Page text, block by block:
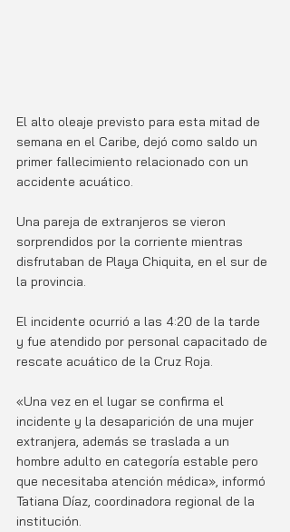
El alto oleaje previsto para esta mitad de
semana en el Caribe, dejó como saldo un
primer fallecimiento relacionado con un
accidente acuático.
Una pareja de extranjeros se vieron
sorprendidos por la corriente mientras
disfrutaban de Playa Chiquita, en el sur de
la provincia.
El incidente ocurrió a las 4:20 de la tarde
y fue atendido por personal capacitado de
rescate acuático de la Cruz Roja.
«Una vez en el lugar se confirma el
incidente y la desaparición de una mujer
extranjera, además se traslada a un
hombre adulto en categoría estable pero
que necesitaba atención médica», informó
Tatiana Díaz, coordinadora regional de la
institución.